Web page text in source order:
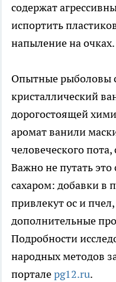
содержат
испортить
напыление на очках.
Опытные рыболовы
кристаллический
дорогостоящей
аромат ванили
человеческого
Важно не путать
сахаром: добавки в
привлекут ос и пчел,
дополнительные
Подробности
народных методов
порталеpg12.ru.